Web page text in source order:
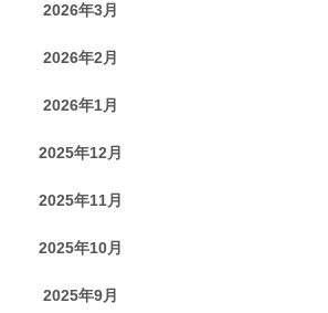
2026年3月
2026年2月
2026年1月
2025年12月
2025年11月
2025年10月
2025年9月